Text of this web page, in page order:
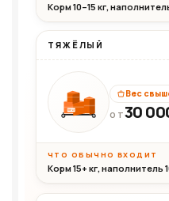
Корм 10–15 кг,
ТЯЖЁЛЫЙ
30+кг
Вес
ОТ30
ЧТО ОБЫЧНО ВХОДИТ
Корм 15+ кг, наполнитель